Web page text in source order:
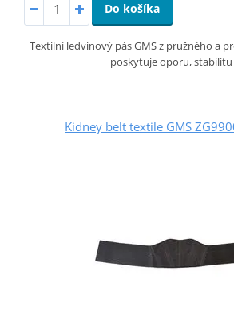
Do košíka
Textilní ledvinový pás GMS z pružného a
poskytuje oporu,
Kidney belt textile GMS